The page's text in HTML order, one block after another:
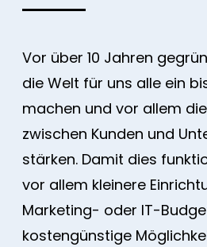
Vor über 10 Jahren
die Welt für uns alle ein
machen und vor allem
zwischen Kunden und
stärken. Damit dies
vor allem kleinere
Marketing- oder IT-
kostengünstige